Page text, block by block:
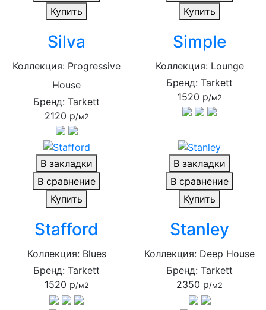
Купить
Silva
Коллекция: Progressive
House
Бренд: Tarkett
2120 р/м2
Купить
Simple
Коллекция: Lounge
Бренд: Tarkett
1520 р/м2
В закладки
В сравнение
Купить
Stafford
Коллекция: Blues
Бренд: Tarkett
1520 р/м2
В закладки
В сравнение
Купить
Stanley
Коллекция: Deep House
Бренд: Tarkett
2350 р/м2